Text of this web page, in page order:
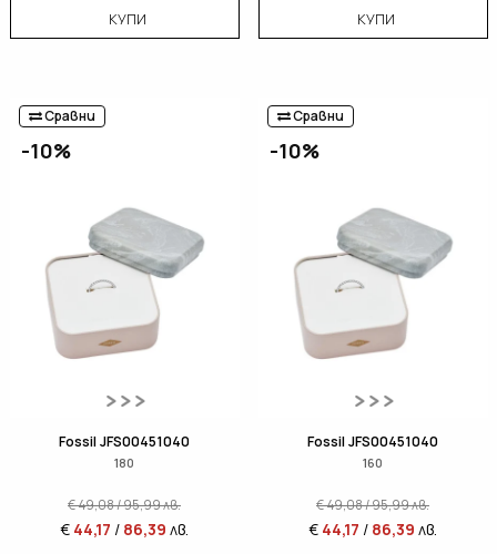
КУПИ КУПИ
Сравни
-10%
Fossil JFS00451040
180
€49,08/95,99лв.
€ 44,17 / 86,39 лв.
Сравни
-10%
Fossil JFS00451040
160
€49,08/95,99лв.
€ 44,17 / 86,39 лв.